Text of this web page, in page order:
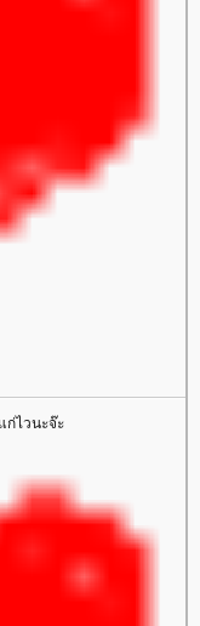
ก่ไวนะจ๊ะ